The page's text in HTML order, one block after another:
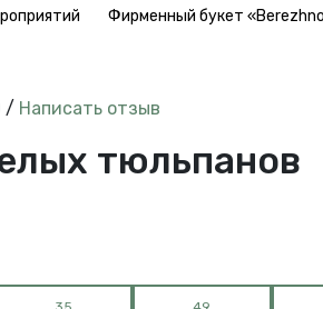
Фирменный букет
/ Написать отзыв
тюльпанов